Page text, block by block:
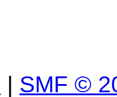
| SMF ©